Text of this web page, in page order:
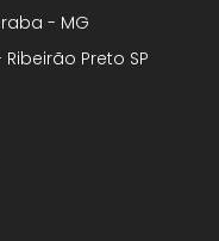
- MG
Preto SP